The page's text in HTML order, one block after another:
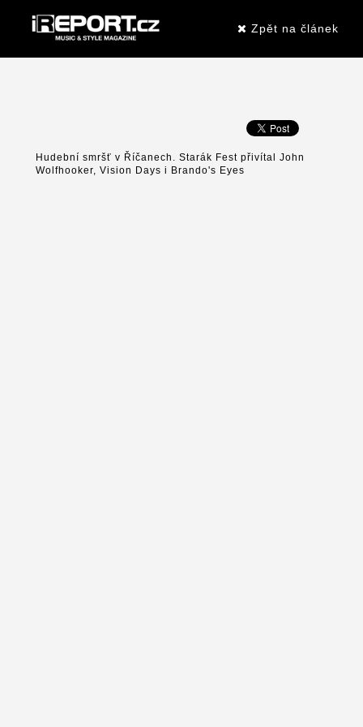
Zpět na článek
Hudební smršť v Říčanech. Starák Fest přivítal John
Wolfhooker, Vision Days i Brando's Eyes